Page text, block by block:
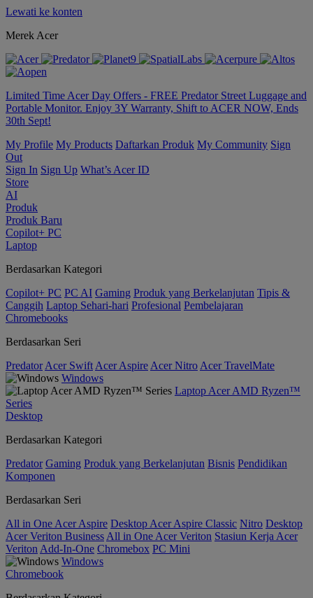
Lewati ke konten
Merek Acer
Limited Time Acer Day Offers - FREE Predator Street Luggage and
Portable Monitor. Enjoy 3Y Warranty, Shift to ACER NOW, Ends
30th Sept!
My Profile My Products Daftarkan Produk My Community Sign
Out
Sign In Sign Up What’s Acer ID
Store
AI
Produk
Produk Baru
Copilot+ PC
Laptop
Berdasarkan Kategori
Copilot+ PC PC AI Gaming Produk yang Berkelanjutan Tipis &
Canggih Laptop Sehari-hari Profesional Pembelajaran
Chromebooks
Berdasarkan Seri
Predator Acer Swift Acer Aspire Acer Nitro Acer TravelMate
Windows
Laptop Acer AMD Ryzen™
Series
Desktop
Berdasarkan Kategori
Predator Gaming Produk yang Berkelanjutan Bisnis Pendidikan
Komponen
Berdasarkan Seri
All in One Acer Aspire Desktop Acer Aspire Classic Nitro Desktop
Acer Veriton Business All in One Acer Veriton Stasiun Kerja Acer
Veriton Add-In-One Chromebox PC Mini
Windows
Chromebook